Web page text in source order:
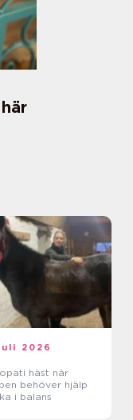
2026
häst när
behöver hjälp
i balans